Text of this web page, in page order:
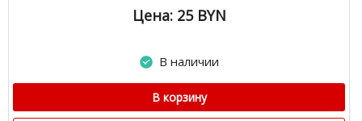
Цена: 25 BYN
В наличии
В корзину